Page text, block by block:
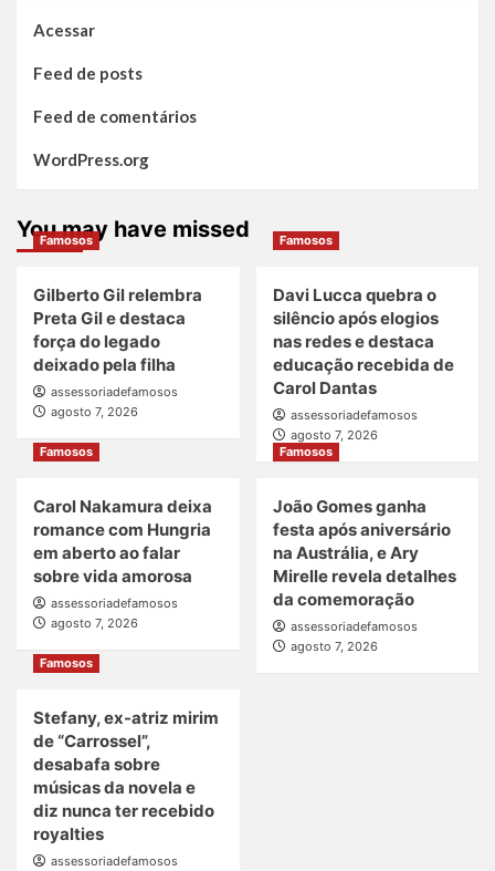
Acessar
Feed de posts
Feed de comentários
WordPress.org
You may have missed
Famosos
Gilberto Gil relembra
Preta Gil e destaca
força do legado
deixado pela filha
assessoriadefamosos
agosto 7, 2026
Famosos
Davi Lucca quebra o
silêncio após elogios
nas redes e destaca
educação recebida de
Carol Dantas
assessoriadefamosos
agosto 7, 2026
Famosos
Carol Nakamura deixa
romance com Hungria
em aberto ao falar
sobre vida amorosa
assessoriadefamosos
agosto 7, 2026
Famosos
João Gomes ganha
festa após aniversário
na Austrália, e Ary
Mirelle revela detalhes
da comemoração
assessoriadefamosos
agosto 7, 2026
Famosos
Stefany, ex-atriz mirim
de “Carrossel”,
desabafa sobre
músicas da novela e
diz nunca ter recebido
royalties
assessoriadefamosos